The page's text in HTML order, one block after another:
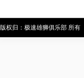
版权归：极速雄狮俱乐部 所有